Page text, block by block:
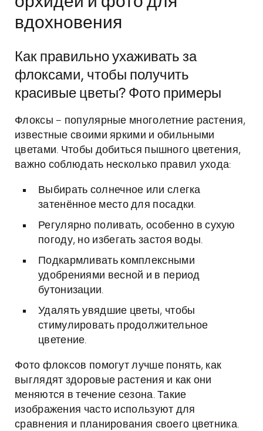
вдохновения
Как правильно ухаживать за
флоксами, чтобы получить
красивые цветы? Фото примеры
Флоксы – популярные многолетние растения,
известные своими яркими и обильными
цветами. Чтобы добиться пышного цветения,
важно соблюдать несколько правил ухода:
Выбирать солнечное или слегка
затенённое место для посадки.
Регулярно поливать, особенно в сухую
погоду, но избегать застоя воды.
Подкармливать комплексными
удобрениями весной и в период
бутонизации.
Удалять увядшие цветы, чтобы
стимулировать продолжительное
цветение.
Фото флоксов помогут лучше понять, как
выглядят здоровые растения и как они
меняются в течение сезона. Такие
изображения часто используют для
сравнения и планирования своего цветника.